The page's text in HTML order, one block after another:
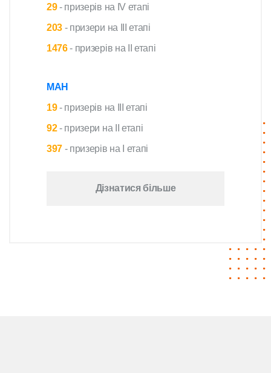
29- призерів на IV етапі
203 - призери на III етапі
1476- призерів на II етапі
МАН
19- призерів на III етапі
92- призери на II етапі
397 - призерів на I етапі
Дізнатися більше